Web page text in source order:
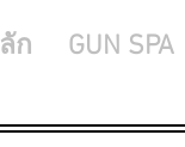
ก GUN SPA